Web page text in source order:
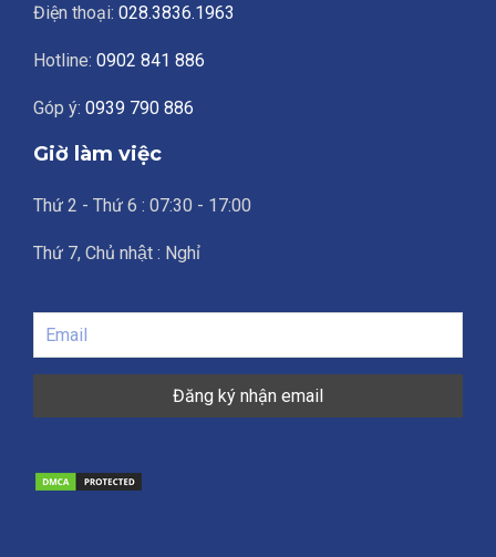
Điện thoại: 028.3836.1963
Hotline: 0902 841 886
Góp ý: 0939 790 886
Giờ làm việc
Thứ 2 - Thứ 6 : 07:30 - 17:00
Thứ 7, Chủ nhật : Nghỉ